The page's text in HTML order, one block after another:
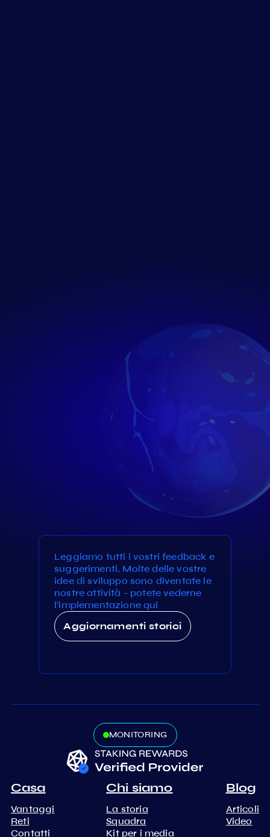
Leggiamo tutti i vostri feedback e
suggerimenti. Molte delle vostre
idee di sviluppo sono diventate le
nostre attività - potete vederne
l'implementazione qui
Aggiornamenti storici
MONITORING
Casa
Vantaggi
Reti
Contatti
Chi siamo
La storia
Squadra
Kit per i media
Blog
Articoli
Video